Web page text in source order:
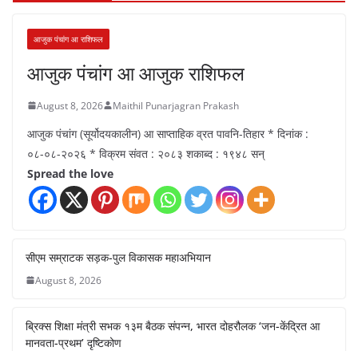
आजुक पंचांग आ राशिफल
आजुक पंचांग आ आजुक राशिफल
August 8, 2026 Maithil Punarjagran Prakash
आजुक पंचांग (सूर्योदयकालीन) आ साप्ताहिक व्रत पावनि-तिहार * दिनांक :
०८-०८-२०२६ * विक्रम संवत : २०८३ शकाब्द : १९४८ सन्
Spread the love
सीएम सम्राटक सड़क-पुल विकासक महाअभियान
August 8, 2026
ब्रिक्स शिक्षा मंत्री सभक १३म बैठक संपन्न, भारत दोहरौलक ‘जन-केंद्रित आ
मानवता-प्रथम’ दृष्टिकोण